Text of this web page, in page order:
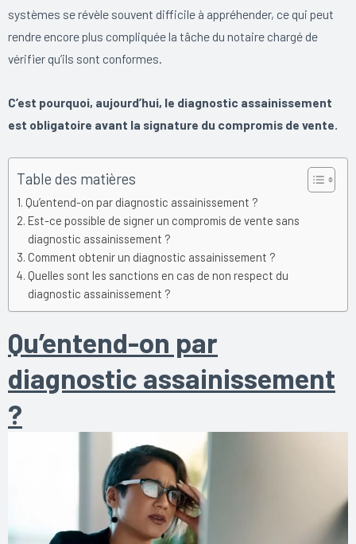
systèmes se révèle souvent difficile à appréhender, ce qui peut
rendre encore plus compliquée la tâche du notaire chargé de
vérifier qu’ils sont conformes.
C’est pourquoi, aujourd’hui, le diagnostic assainissement
est obligatoire avant la signature du compromis de vente.
Table des matières
Qu’entend-on par diagnostic assainissement ?
Est-ce possible de signer un compromis de vente sans
diagnostic assainissement ?
Comment obtenir un diagnostic assainissement ?
Quelles sont les sanctions en cas de non respect du
diagnostic assainissement ?
Qu’entend-on par
diagnostic assainissement
?